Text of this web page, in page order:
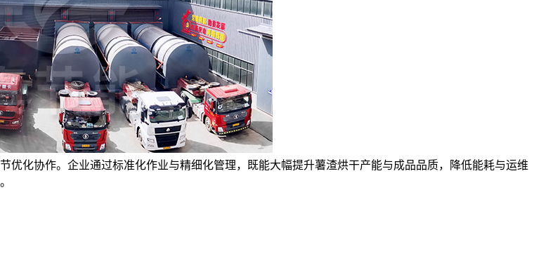
化协作。企业通过标准化作业与精细化管理，既能大幅提升薯渣烘干产能与成品品质，降低能耗与运维